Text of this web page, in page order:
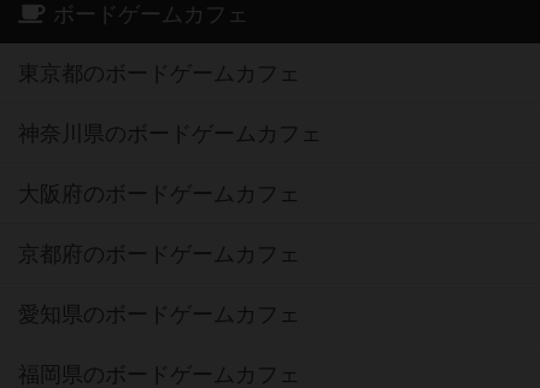
ボードゲームカフェ
東京都のボードゲームカフェ
神奈川県のボードゲームカフェ
大阪府のボードゲームカフェ
京都府のボードゲームカフェ
愛知県のボードゲームカフェ
福岡県のボードゲームカフェ